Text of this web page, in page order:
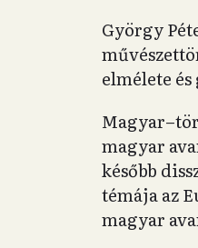
György
elmélete
magyar
később
témája az
magyar